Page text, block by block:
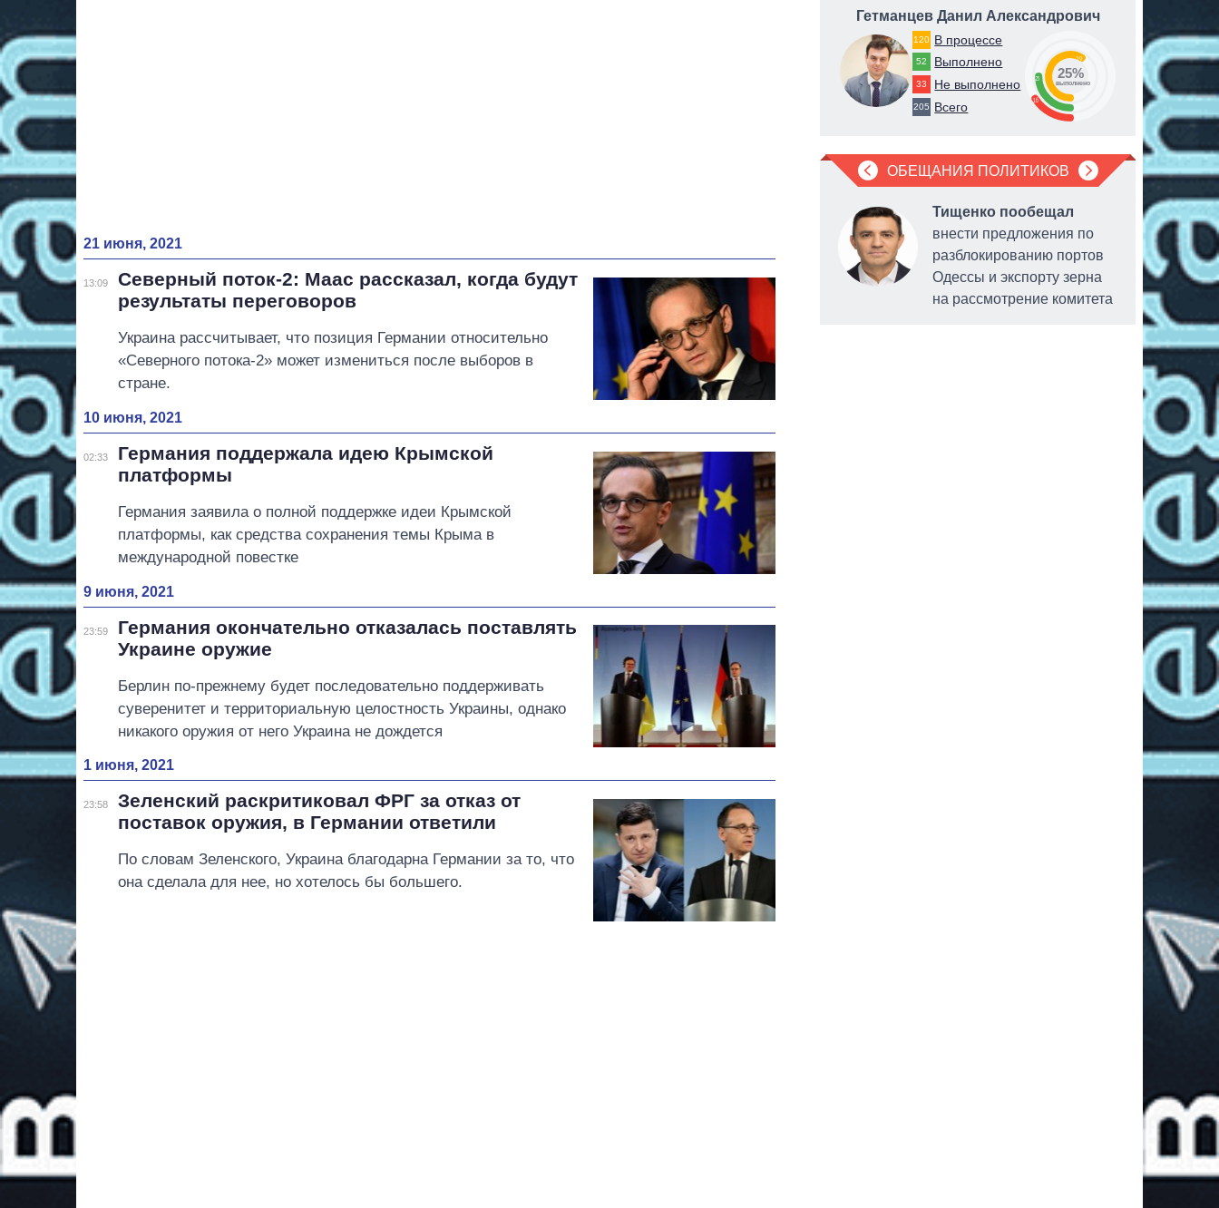
21 июня, 2021
13:09
Северный поток-2: Маас рассказал, когда будут
результаты переговоров
Украина рассчитывает, что позиция Германии относительно
«Северного потока-2» может измениться после выборов в
стране.
10 июня, 2021
02:33
Германия поддержала идею Крымской
платформы
Германия заявила о полной поддержке идеи Крымской
платформы, как средства сохранения темы Крыма в
международной повестке
9 июня, 2021
23:59
Германия окончательно отказалась поставлять
Украине оружие
Берлин по-прежнему будет последовательно поддерживать
суверенитет и территориальную целостность Украины, однако
никакого оружия от него Украина не дождется
1 июня, 2021
23:58
Зеленский раскритиковал ФРГ за отказ от
поставок оружия, в Германии ответили
По словам Зеленского, Украина благодарна Германии за то, что
она сделала для нее, но хотелось бы большего.
Гетманцев Данил Александрович
120 В процессе
52 Выполнено
33 Не выполнено
205 Всего 16
25
59
25%
выполнено
ОБЕЩАНИЯ ПОЛИТИКОВ
исковое заявление в суд
относительно повышения
тарифов на воду в Умани
Тищенко пообещал
внести предложения по
разблокированию портов
Одессы и экспорту зерна
на рассмотрение комитета
головы